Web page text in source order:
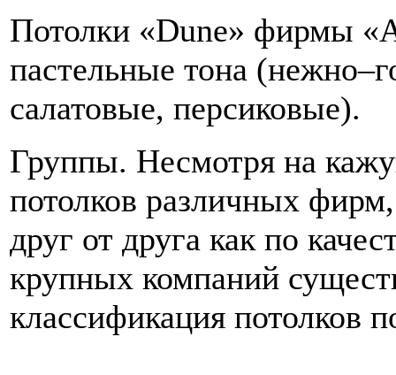
Потолки «Dune» фирмы
пастельные тона
салатовые, персиковые).
Группы. Несмотря на
потолков различных
друг от друга как по
крупных компаний
классификация потолков